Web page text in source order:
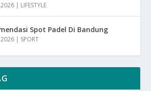
| LIFESTYLE
Spot Padel Di Bandung
| SPORT